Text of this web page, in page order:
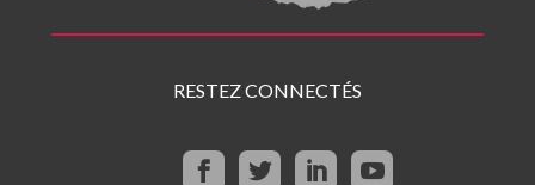
RESTEZ CONNECTÉS